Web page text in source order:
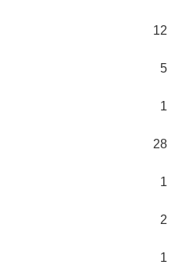
12
5
1
28
1
2
1